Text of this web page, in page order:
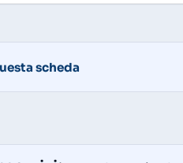
scheda